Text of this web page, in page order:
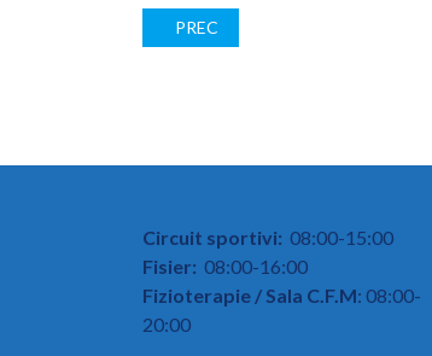
ARTICOL PRECEDENT: LEGISLAȚIE
PREC
Circuit sportivi: 08:00-15:00
Fisier: 08:00-16:00
Fizioterapie / Sala C.F.M: 08:00-
20:00